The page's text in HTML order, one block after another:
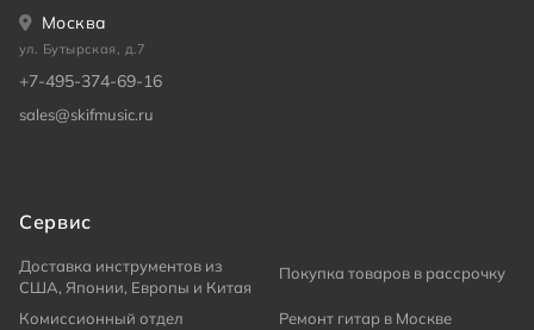
Москва
ул. Бутырская, д.7
+7-495-374-69-16
sales@skifmusic.ru
Сервис
Доставка инструментов из
США, Японии, Европы и Китая
Покупка товаров в рассрочку
Комиссионный отдел
Ремонт гитар в Москве